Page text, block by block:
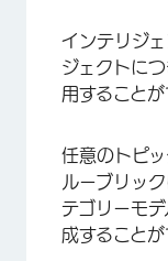
インテリジ
ジェクトに
用することが
任意のトピ
ルーブリッ
テゴリーモ
成することが